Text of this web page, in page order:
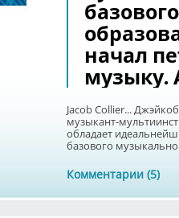
начал
музыку.
Jacob Collier...
музыкант-
обладает
базового
Комментарии (5)